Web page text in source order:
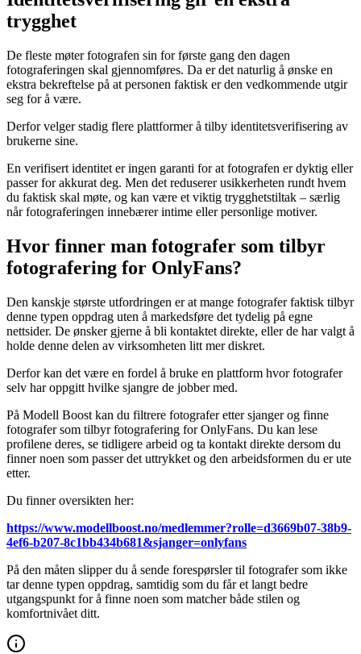
trygghet
De fleste møter fotografen sin for første gang den dagen
fotograferingen skal gjennomføres. Da er det naturlig å ønske en
ekstra bekreftelse på at personen faktisk er den vedkommende utgir
seg for å være.
Derfor velger stadig flere plattformer å tilby identitetsverifisering av
brukerne sine.
En verifisert identitet er ingen garanti for at fotografen er dyktig eller
passer for akkurat deg. Men det reduserer usikkerheten rundt hvem
du faktisk skal møte, og kan være et viktig trygghetstiltak – særlig
når fotograferingen innebærer intime eller personlige motiver.
Hvor finner man fotografer som tilbyr
fotografering for OnlyFans?
Den kanskje største utfordringen er at mange fotografer faktisk tilbyr
denne typen oppdrag uten å markedsføre det tydelig på egne
nettsider. De ønsker gjerne å bli kontaktet direkte, eller de har valgt å
holde denne delen av virksomheten litt mer diskret.
Derfor kan det være en fordel å bruke en plattform hvor fotografer
selv har oppgitt hvilke sjangre de jobber med.
På Modell Boost kan du filtrere fotografer etter sjanger og finne
fotografer som tilbyr fotografering for OnlyFans. Du kan lese
profilene deres, se tidligere arbeid og ta kontakt direkte dersom du
finner noen som passer det uttrykket og den arbeidsformen du er ute
etter.
Du finner oversikten her:
https://www.modellboost.no/medlemmer?rolle=d3669b07-38b9-
4ef6-b207-8c1bb434b681&sjanger=onlyfans
På den måten slipper du å sende forespørsler til fotografer som ikke
tar denne typen oppdrag, samtidig som du får et langt bedre
utgangspunkt for å finne noen som matcher både stilen og
komfortnivået ditt.